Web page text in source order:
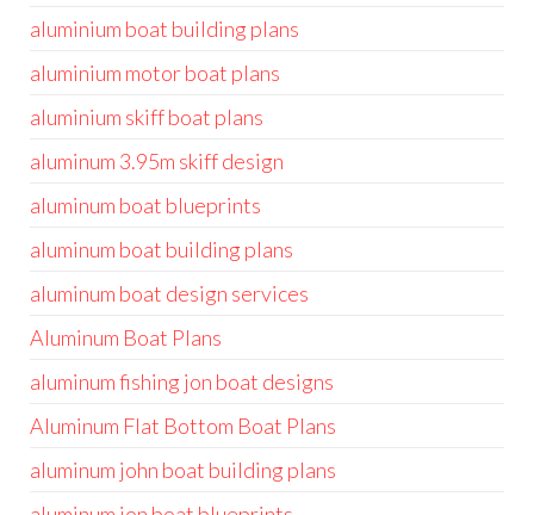
aluminium boat building plans
aluminium motor boat plans
aluminium skiff boat plans
aluminum 3.95m skiff design
aluminum boat blueprints
aluminum boat building plans
aluminum boat design services
Aluminum Boat Plans
aluminum fishing jon boat designs
Aluminum Flat Bottom Boat Plans
aluminum john boat building plans